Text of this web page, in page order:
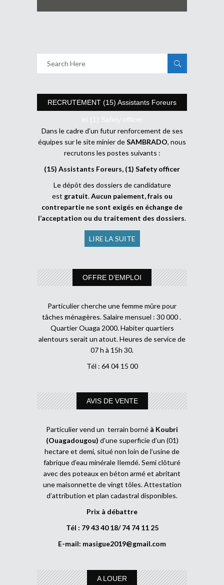
RECRUTEMENT (15) Assistants Foreurs
et (1) Safety officer
Dans le cadre d’un futur renforcement de ses
équipes sur le site minier deSAMBRADO, nous
recrutons les postes suivants :
(15) Assistants Foreurs, (1) Safety officer
Le dépôt des dossiers de candidature
est gratuit.Aucun paiement, frais ou
contrepartie ne sont exigés en échange de
l’acceptation ou du traitement des dossiers.
LIRE LA SUITE
OFFRE D’EMPLOI
Particulier cherche une femme mûre pour
tâches ménagères. Salaire mensuel : 30 000 .
Quartier Ouaga 2000. Habiter quartiers
alentours serait un atout. Heures de service de
07 h à 15h 30.
Tél : 64 04 15 00
AVIS DE VENTE
Particulier vend un terrain borné à Koubri
(Ouagadougou) d’une superficie d’un (01)
hectare et demi, situé non loin de l’usine de
fabrique d’eau minérale Ilemdé. Semi clôturé
avec des poteaux en béton armé et abritant
une maisonnette de vingt tôles. Attestation
d’attribution et plan cadastral disponibles.
Prix à débattre
Tél : 79 43 40 18/ 74 74 11 25
E-mail: masigue2019@gmail.com
A LOUER